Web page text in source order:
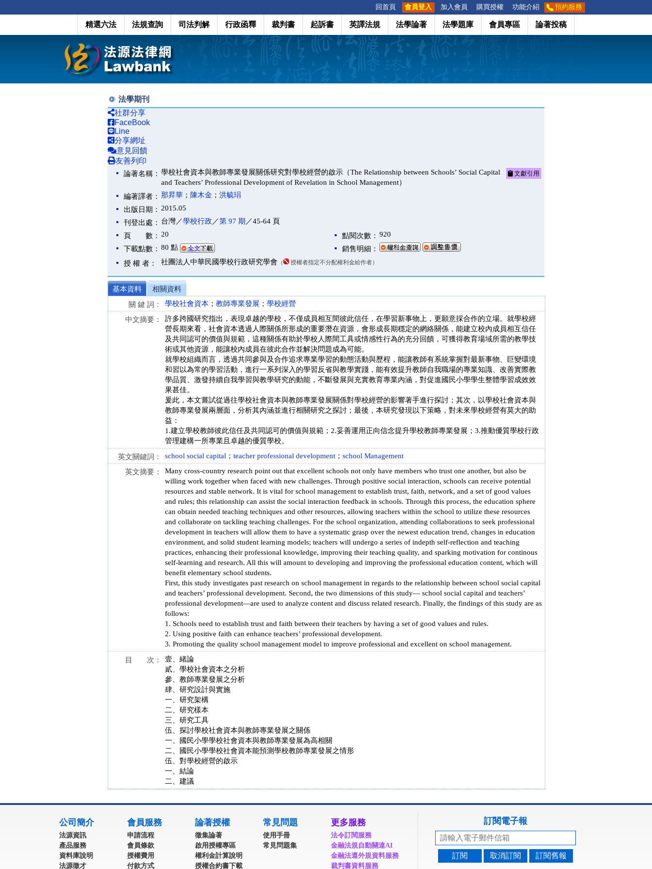
回首頁 會員登入 加入會員 購買授權 功能介紹 預約服務
精選六法 法規查詢 司法判解 行政函釋 裁判書 起訴書 英譯法規 法學論著 法學題庫 會員專區 論著投稿
法學期刊
社群分享
FaceBook
Line
分享網址
意見回饋
友善列印
論著名稱： 學校社會資本與教師專業發展關係研究對學校經營的啟示（The Relationship between Schools’ Social Capital
and Teachers’ Professional Development of Revelation in School Management）
文獻引用
編著譯者： 那昇華 ； 陳木金 ； 洪毓琄
出版日期： 2015.05
刊登出處： 台灣／學校行政 ／第 97 期 ／45-64 頁
頁 數： 20 點閱次數： 920
下載點數： 80 點
銷售明細：
授 權 者：
社團法人中華民國學校行政研究學會 （ 授權者指定不分配權利金給作者）
基本資料
相關資料
關 鍵 詞：
學校社會資本 ； 教師專業發展 ； 學校經營
中文摘要：
許多跨國研究指出，表現卓越的學校，不僅成員相互間彼此信任，在學習新事物上，更願意採合作的立場。就學校經
營長期來看，社會資本透過人際關係所形成的重要潛在資源，會形成長期穩定的網絡關係，能建立校內成員相互信任
及共同認可的價值與規範，這種關係有助於學校人際間工具或情感性行為的充分回饋，可獲得教育場域所需的教學技
術或其他資源，能讓校內成員在彼此合作並解決問題成為可能。
就學校組織而言，透過共同參與及合作追求專業學習的動態活動與歷程，能讓教師有系統掌握對最新事物、巨變環境
和習以為常的學習活動，進行一系列深入的學習反省與教學實踐，能有效提升教師自我職場的專業知識、改善實際教
學品質、激發持續自我學習與教學研究的動能，不斷發展與充實教育專業內涵，對促進國民小學學生整體學習成效效
果甚佳。
爰此，本文嘗試從過往學校社會資本與教師專業發展關係對學校經營的影響著手進行探討；其次，以學校社會資本與
教師專業發展兩層面，分析其內涵並進行相關研究之探討；最後，本研究發現以下策略，對未來學校經營有莫大的助
益：
1.建立學校教師彼此信任及共同認可的價值與規範；2.妥善運用正向信念提升學校教師專業發展；3.推動優質學校行政
管理建構一所專業且卓越的優質學校。
英文關鍵詞： school social capital ； teacher professional development ； school Management
英文摘要：
Many cross-country research point out that excellent schools not only have members who trust one another, but also be
willing work together when faced with new challenges. Through positive social interaction, schools can receive potential
resources and stable network. It is vital for school management to establish trust, faith, network, and a set of good values
and rules; this relationship can assist the social interaction feedback in schools. Through this process, the education sphere
can obtain needed teaching techniques and other resources, allowing teachers within the school to utilize these resources
and collaborate on tackling teaching challenges. For the school organization, attending collaborations to seek professional
development in teachers will allow them to have a systematic grasp over the newest education trend, changes in education
environment, and solid student learning models; teachers will undergo a series of indepth self-reflection and teaching
practices, enhancing their professional knowledge, improving their teaching quality, and sparking motivation for continous
self-learning and research. All this will amount to developing and improving the professional education content, which will
benefit elementary school students.
First, this study investigates past research on school management in regards to the relationship between school social capital
and teachers’ professional development. Second, the two dimensions of this study— school social capital and teachers’
professional development—are used to analyze content and discuss related research. Finally, the findings of this study are as
follows:
1. Schools need to establish trust and faith between their teachers by having a set of good values and rules.
2. Using positive faith can enhance teachers’ professional development.
3. Promoting the quality school management model to improve professional and excellent on school management.
目 次：
壹、緒論
貳、學校社會資本之分析
參、教師專業發展之分析
肆、研究設計與實施
一、研究架構
二、研究樣本
三、研究工具
伍、探討學校社會資本與教師專業發展之關係
一、國民小學學校社會資本與教師專業發展為高相關
二、國民小學學校社會資本能預測學校教師專業發展之情形
伍、對學校經營的啟示
一、結論
二、建議
公司簡介
法源資訊
產品服務
資料庫說明
法源徵才
會員服務
申請流程
會員條款
授權費用
付款方式
論著授權
徵集論著
啟用授權專區
權利金計算說明
授權合約書下載
常見問題
使用手冊
常見問題集
更多服務
法令訂閱服務
金融法規自動關連AI
金融法遵外規資料服務
裁判書資料服務
訂閱電子報
訂閱 取消訂閱 訂閱舊報